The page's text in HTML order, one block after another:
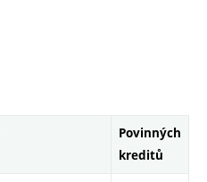
Povinných
kreditů